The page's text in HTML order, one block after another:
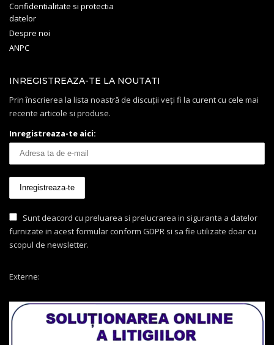
Confidentialitate si protectia
datelor
Despre noi
ANPC
INREGISTREAZA-TE LA NOUTATI
Prin înscrierea la lista noastră de discuții veți fi la curent cu cele mai
recente articole si produse.
Inregistreaza-te aici:
Sunt deacord cu preluarea si prelucrarea in siguranta a datelor
furnizate in acest formular conform GDPR si sa fie utilizate doar cu
scopul de newsletter.
Externe: